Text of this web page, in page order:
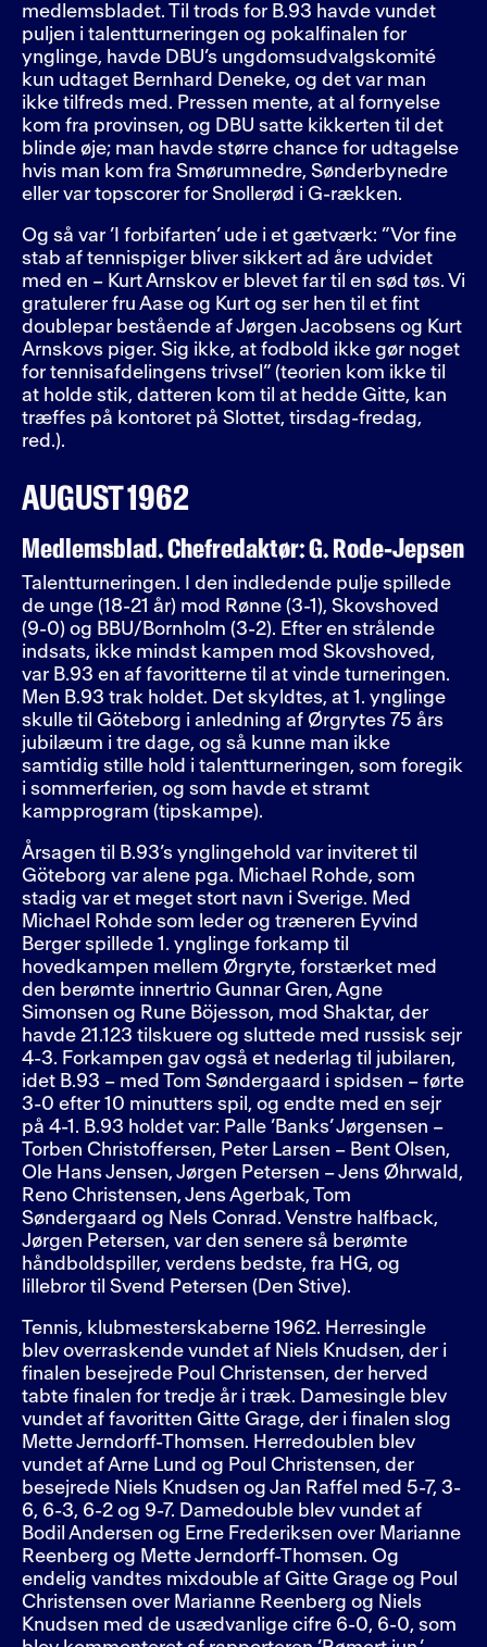
medlemsbladet. Til trods for B.93 havde vundet
puljen i talentturneringen og pokalfinalen for
ynglinge, havde DBU’s ungdomsudvalgskomité
kun udtaget Bernhard Deneke, og det var man
ikke tilfreds med. Pressen mente, at al fornyelse
kom fra provinsen, og DBU satte kikkerten til det
blinde øje; man havde større chance for udtagelse
hvis man kom fra Smørumnedre, Sønderbynedre
eller var topscorer for Snollerød i G-rækken.
Og så var ’I forbifarten’ ude i et gætværk: ”Vor fine
stab af tennispiger bliver sikkert ad åre udvidet
med en – Kurt Arnskov er blevet far til en sød tøs. Vi
gratulerer fru Aase og Kurt og ser hen til et fint
doublepar bestående af Jørgen Jacobsens og Kurt
Arnskovs piger. Sig ikke, at fodbold ikke gør noget
for tennisafdelingens trivsel” (teorien kom ikke til
at holde stik, datteren kom til at hedde Gitte, kan
træffes på kontoret på Slottet, tirsdag-fredag,
red.).
AUGUST 1962
Medlemsblad. Chefredaktør: G. Rode-Jepsen
Talentturneringen. I den indledende pulje spillede
de unge (18-21 år) mod Rønne (3-1), Skovshoved
(9-0) og BBU/Bornholm (3-2). Efter en strålende
indsats, ikke mindst kampen mod Skovshoved,
var B.93 en af favoritterne til at vinde turneringen.
Men B.93 trak holdet. Det skyldtes, at 1. ynglinge
skulle til Göteborg i anledning af Ørgrytes 75 års
jubilæum i tre dage, og så kunne man ikke
samtidig stille hold i talentturneringen, som foregik
i sommerferien, og som havde et stramt
kampprogram (tipskampe).
Årsagen til B.93’s ynglingehold var inviteret til
Göteborg var alene pga. Michael Rohde, som
stadig var et meget stort navn i Sverige. Med
Michael Rohde som leder og træneren Eyvind
Berger spillede 1. ynglinge forkamp til
hovedkampen mellem Ørgryte, forstærket med
den berømte innertrio Gunnar Gren, Agne
Simonsen og Rune Böjesson, mod Shaktar, der
havde 21.123 tilskuere og sluttede med russisk sejr
4-3. Forkampen gav også et nederlag til jubilaren,
idet B.93 – med Tom Søndergaard i spidsen – førte
3-0 efter 10 minutters spil, og endte med en sejr
på 4-1. B.93 holdet var: Palle ’Banks’ Jørgensen –
Torben Christoffersen, Peter Larsen – Bent Olsen,
Ole Hans Jensen, Jørgen Petersen – Jens Øhrwald,
Reno Christensen, Jens Agerbak, Tom
Søndergaard og Nels Conrad. Venstre halfback,
Jørgen Petersen, var den senere så berømte
håndboldspiller, verdens bedste, fra HG, og
lillebror til Svend Petersen (Den Stive).
Tennis, klubmesterskaberne 1962. Herresingle
blev overraskende vundet af Niels Knudsen, der i
finalen besejrede Poul Christensen, der herved
tabte finalen for tredje år i træk. Damesingle blev
vundet af favoritten Gitte Grage, der i finalen slog
Mette Jerndorff-Thomsen. Herredoublen blev
vundet af Arne Lund og Poul Christensen, der
besejrede Niels Knudsen og Jan Raffel med 5-7, 3-
6, 6-3, 6-2 og 9-7. Damedouble blev vundet af
Bodil Andersen og Erne Frederiksen over Marianne
Reenberg og Mette Jerndorff-Thomsen. Og
endelig vandtes mixdouble af Gitte Grage og Poul
Christensen over Marianne Reenberg og Niels
Knudsen med de usædvanlige cifre 6-0, 6-0, som